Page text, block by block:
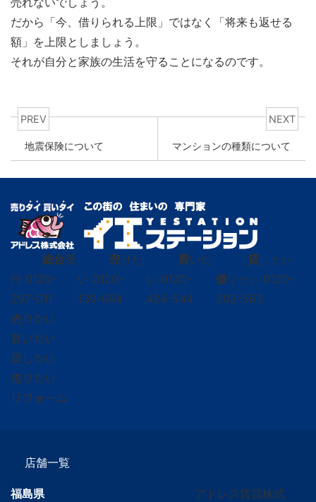
だから「今、借りられる上限」ではなく「将来も返せる
額」を上限としましょう。
それが自分と家族の生活を守ることになるのです。
PREV
地震保険について
NEXT
マンションの種類について
総合受
付 0120-
297-011
売りた
い 0120-
139-664
買いた
い 0120-
424-544
貸し たい
借り たい 0120-
302-563
売りたい
買いたい
貸したい
借りたい
リフォーム
店舗一覧
福島県
アドレス賃貸株式